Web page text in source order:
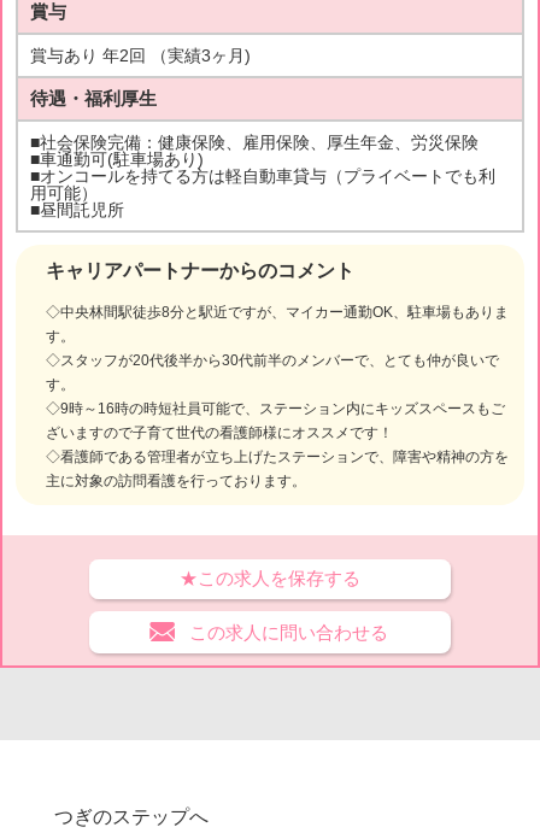
キャリアパートナーからのコメント
◇中央林間駅徒歩8分と駅近ですが、マイカー通勤OK、駐車場もありま
す。
◇スタッフが20代後半から30代前半のメンバーで、とても仲が良いで
す。
◇9時～16時の時短社員可能で、ステーション内にキッズスペースもご
ざいますので子育て世代の看護師様にオススメです！
◇看護師である管理者が立ち上げたステーションで、障害や精神の方を
主に対象の訪問看護を行っております。
賞与
賞与あり 年2回 （実績3ヶ月)
待遇・福利厚生
■社会保険完備：健康保険、雇用保険、厚生年金、労災保険
■車通勤可(駐車場あり)
■オンコールを持てる方は軽自動車貸与（プライベートでも利
用可能）
■昼間託児所
★この求人を保存する
この求人に問い合わせる
つぎのステップへ